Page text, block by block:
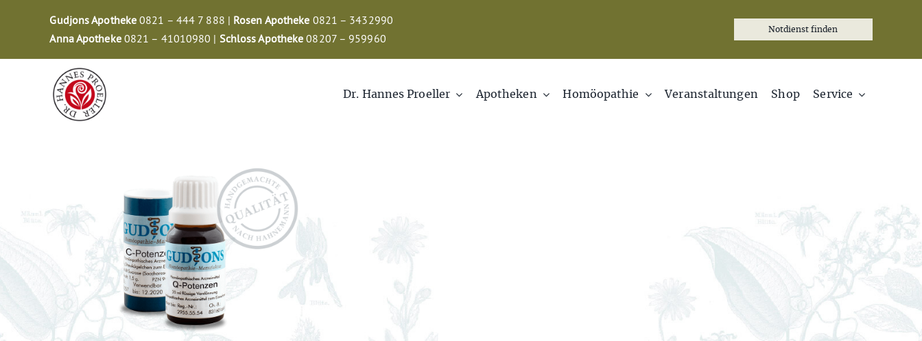
Gudjons Apotheke 0821 – 444 7 888 | Rosen Apotheke 0821 – 3432990
Anna Apotheke0821 – 41010980 | Schloss Apotheke 08207 – 959960
Notdienst finden
Dr. Hannes Proeller Apotheken Homöopathie Veranstaltungen Shop Service